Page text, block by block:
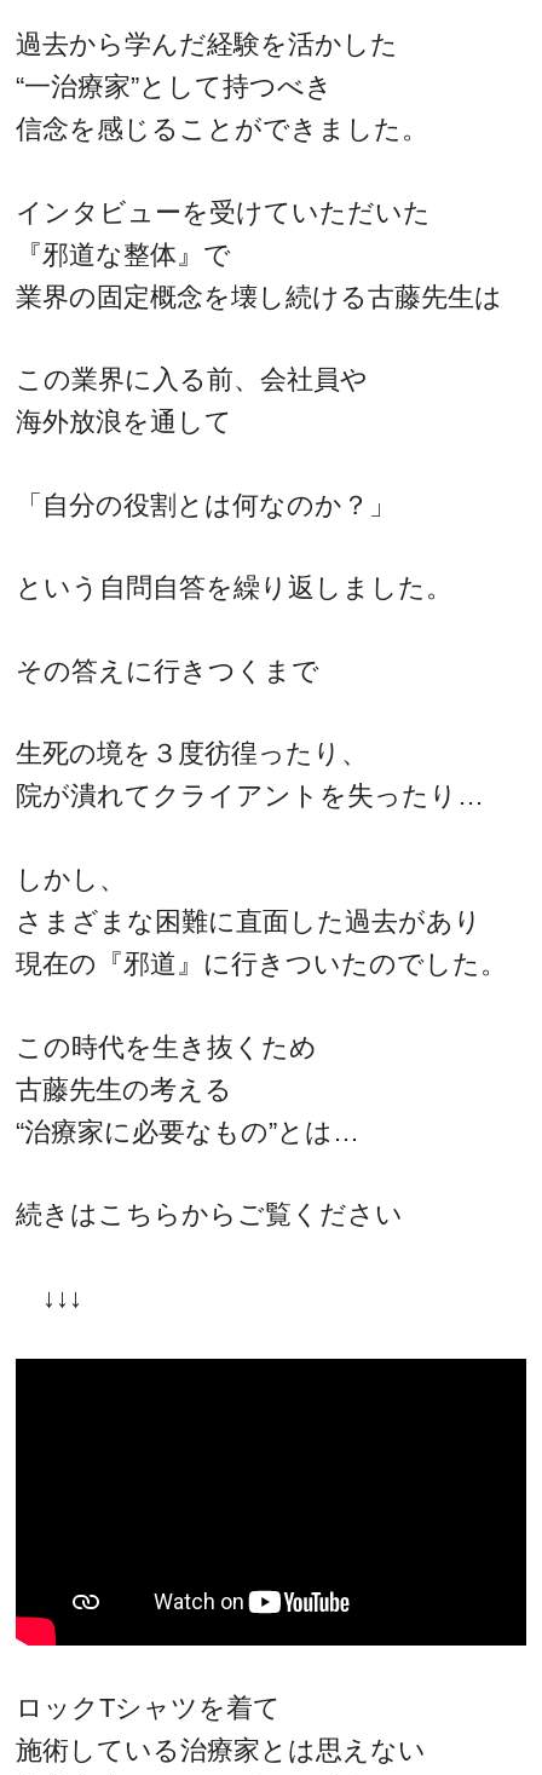
過去から学んだ経験を活かした
“一治療家”として持つべき
信念を感じることができました。
インタビューを受けていただいた
『邪道な整体』で
業界の固定概念を壊し続ける古藤先生は
この業界に入る前、会社員や
海外放浪を通して
「自分の役割とは何なのか？」
という自問自答を繰り返しました。
その答えに行きつくまで
生死の境を３度彷徨ったり、
院が潰れてクライアントを失ったり…
しかし、
さまざまな困難に直面した過去があり
現在の『邪道』に行きついたのでした。
この時代を生き抜くため
古藤先生の考える
“治療家に必要なもの”とは…
続きはこちらからご覧ください
↓↓↓
ロックTシャツを着て
施術している治療家とは思えない